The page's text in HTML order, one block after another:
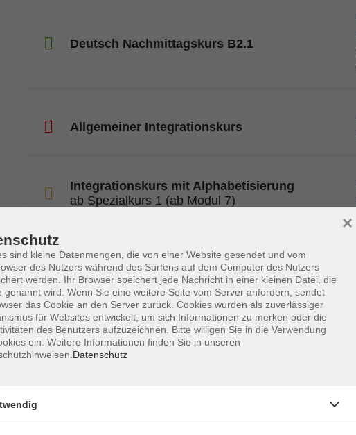
Deutsch Nachmittagskurs B2.1
Allgemeiner Integrationskurs
Integrationskurs mit Alphabetisierung
ab Spezialkurs 1 (ab Modul 7)
Oldenburger Photo-Amateure
O. P. A.
Integrationskurs für gering Literalisierte
Vorbereitungslehrgang: Heilpraktiker*in für
sind kleine Datenmengen, die von einer Website gesendet und vom
des Nutzers während des Surfens auf dem Computer des Nutzers
werden. Ihr Browser speichert jede Nachricht in einer kleinen Datei, die
genannt wird. Wenn Sie eine weitere Seite vom Server anfordern, sendet
das Cookie an den Server zurück. Cookies wurden als zuverlässiger
für Websites entwickelt, um sich Informationen zu merken oder die
des Benutzers aufzuzeichnen. Bitte willigen Sie in die Verwendung
ein. Weitere Informationen finden Sie in unseren
Datenschutz
×